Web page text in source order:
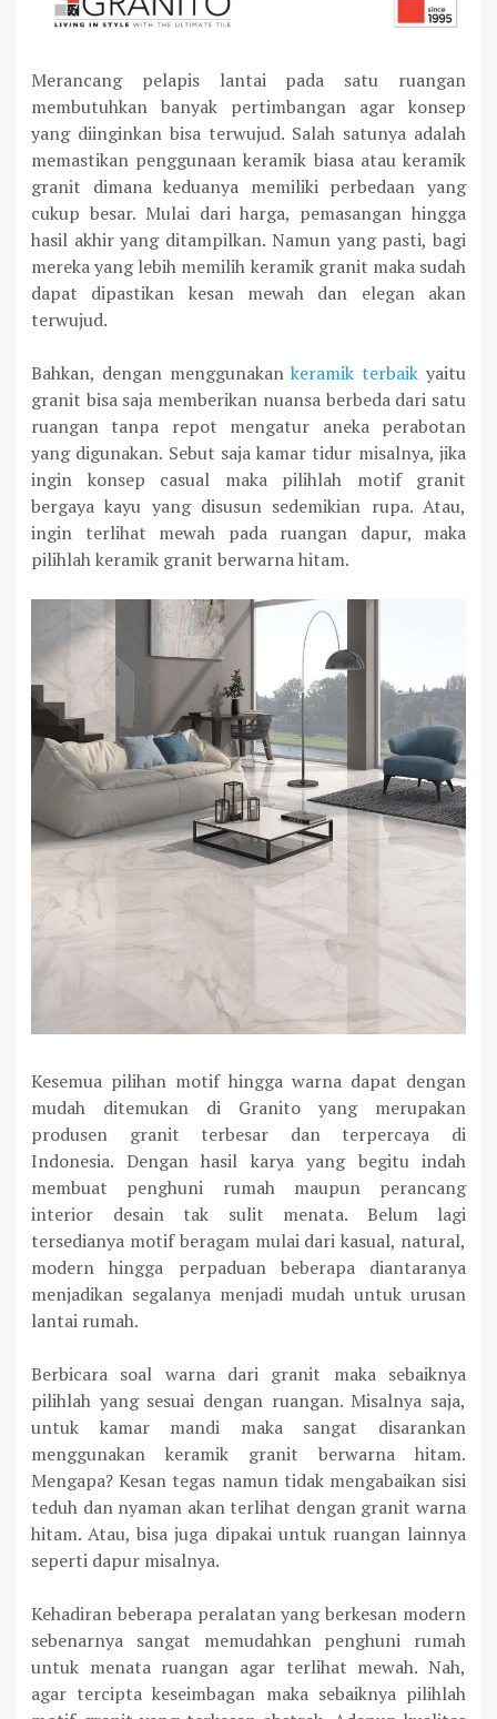
Merancang pelapis lantai pada satu ruangan
membutuhkan banyak pertimbangan agar konsep
yang diinginkan bisa terwujud. Salah satunya adalah
memastikan penggunaan keramik biasa atau keramik
granit dimana keduanya memiliki perbedaan yang
cukup besar. Mulai dari harga, pemasangan hingga
hasil akhir yang ditampilkan. Namun yang pasti, bagi
mereka yang lebih memilih keramik granit maka sudah
dapat dipastikan kesan mewah dan elegan akan
terwujud.
Bahkan, dengan menggunakankeramik terbaik yaitu
granit bisa saja memberikan nuansa berbeda dari satu
ruangan tanpa repot mengatur aneka perabotan
yang digunakan. Sebut saja kamar tidur misalnya, jika
ingin konsep casual maka pilihlah motif granit
bergaya kayu yang disusun sedemikian rupa. Atau,
ingin terlihat mewah pada ruangan dapur, maka
pilihlah keramik granit berwarna hitam.
Kesemua pilihan motif hingga warna dapat dengan
mudah ditemukan di Granito yang merupakan
produsen granit terbesar dan terpercaya di
Indonesia. Dengan hasil karya yang begitu indah
membuat penghuni rumah maupun perancang
interior desain tak sulit menata. Belum lagi
tersedianya motif beragam mulai dari kasual, natural,
modern hingga perpaduan beberapa diantaranya
menjadikan segalanya menjadi mudah untuk urusan
lantai rumah.
Berbicara soal warna dari granit maka sebaiknya
pilihlah yang sesuai dengan ruangan. Misalnya saja,
untuk kamar mandi maka sangat disarankan
menggunakan keramik granit berwarna hitam.
Mengapa? Kesan tegas namun tidak mengabaikan sisi
teduh dan nyaman akan terlihat dengan granit warna
hitam. Atau, bisa juga dipakai untuk ruangan lainnya
seperti dapur misalnya.
Kehadiran beberapa peralatan yang berkesan modern
sebenarnya sangat memudahkan penghuni rumah
untuk menata ruangan agar terlihat mewah. Nah,
agar tercipta keseimbagan maka sebaiknya pilihlah